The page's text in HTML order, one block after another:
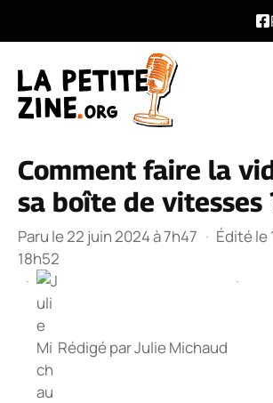
contenu
Comment faire la
sa boîte de vitesses
Paru le 22 juin 2024 à 7h47 · Édité le
18h52
·
Rédigé parJulie Michaud
·